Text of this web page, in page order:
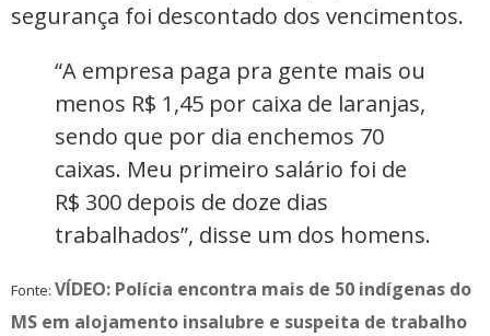
segurança foi descontado dos vencimentos.
“A empresa paga pra gente mais ou
menos R$ 1,45 por caixa de laranjas,
sendo que por dia enchemos 70
caixas. Meu primeiro salário foi de
R$ 300 depois de doze dias
trabalhados”, disse um dos homens.
Fonte: VÍDEO: Polícia encontra mais de 50 indígenas do
MS em alojamento insalubre e suspeita de trabalho